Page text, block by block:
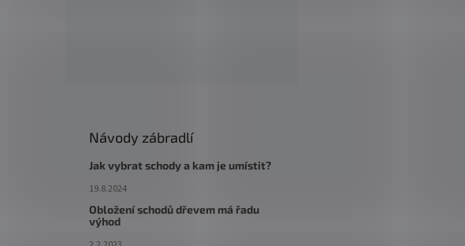
Návody zábradlí
Jak vybrat schody a kam je umístit?
19.8.2024
Obložení schodů dřevem má řadu
výhod